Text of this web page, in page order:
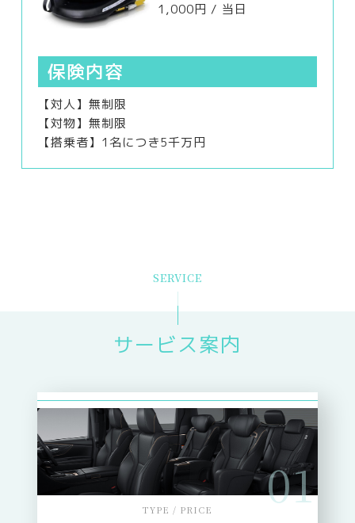
1,000円 / 当日
保険内容
【対人】無制限
【対物】無制限
【搭乗者】1名につき5千万円
SERVICE
サービス案内
TYPE / PRICE 01